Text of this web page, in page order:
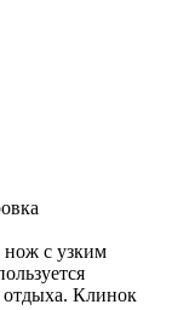
нож с узким
отдыха. Клинок